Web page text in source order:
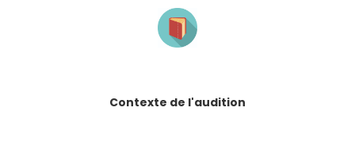
Contexte de l'audition